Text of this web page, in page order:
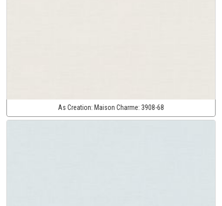
As Creation: Maison Charme: 3908-68